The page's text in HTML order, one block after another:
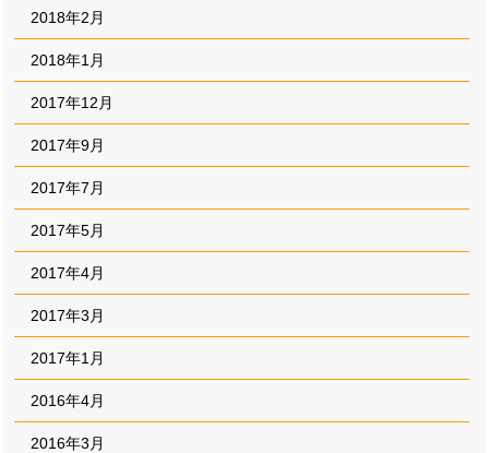
2018年2月
2018年1月
2017年12月
2017年9月
2017年7月
2017年5月
2017年4月
2017年3月
2017年1月
2016年4月
2016年3月